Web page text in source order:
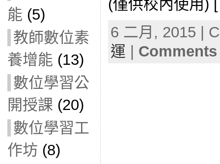
能 (5)
教師數位素
養增能 (13)
數位學習公
開授課 (20)
數位學習工
作坊 (8)
(僅供校內使用)
6 二月, 2015 |
運 |